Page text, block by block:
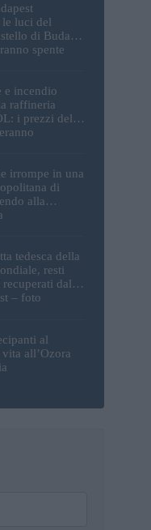
le luci del
di Buda e
spente
e incendio
raffineria
i prezzi del
irrompe in una
di
alla
tedesca della
resti
dal
– foto
al
all’Ozora